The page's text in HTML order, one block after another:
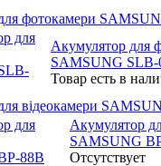
фотокамери
Акумулятор для
SAMSUNG SLB-
Товар есть в
відеокамери
Акумулятор
SAMSUNG
Отсутствует